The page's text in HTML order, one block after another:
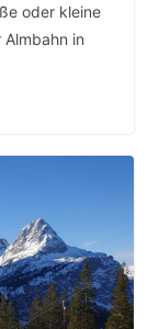
oder kleine
in